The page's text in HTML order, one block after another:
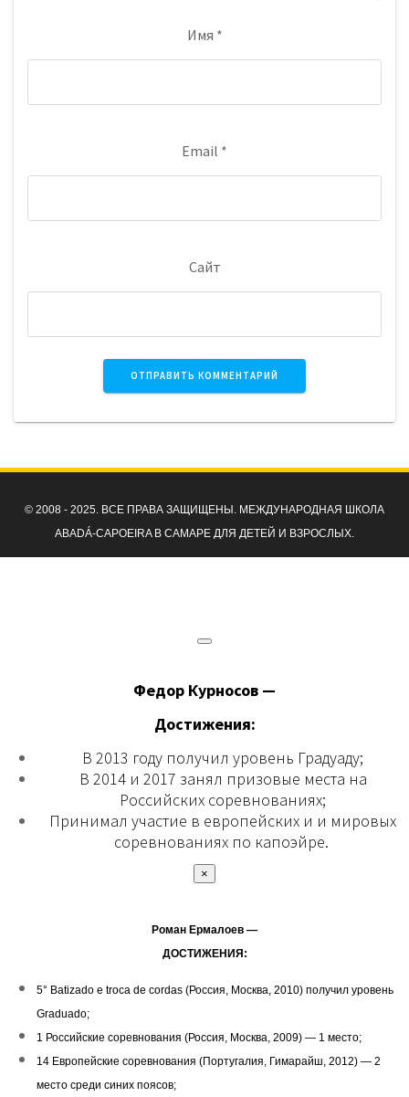
Имя *
Email *
Сайт
© 2008 - 2025. ВСЕ ПРАВА ЗАЩИЩЕНЫ. МЕЖДУНАРОДНАЯ ШКОЛА
ABADÁ-CAPOEIRA В САМАРЕ ДЛЯ ДЕТЕЙ И ВЗРОСЛЫХ.
Федор Курносов —
Достижения:
В 2013 году получил уровень Градуаду;
В 2014 и 2017 занял призовые места на
Российских соревнованиях;
Принимал участие в европейских и и мировых
соревнованиях по капоэйре.
×
Роман Ермалоев —
ДОСТИЖЕНИЯ:
5° Batizado e troca de cordas (Россия, Москва, 2010) получил уровень
Graduado;
1 Российские соревнования (Россия, Москва, 2009) — 1 место;
14 Европейские соревнования (Португалия, Гимарайш, 2012) — 2
место среди синих поясов;